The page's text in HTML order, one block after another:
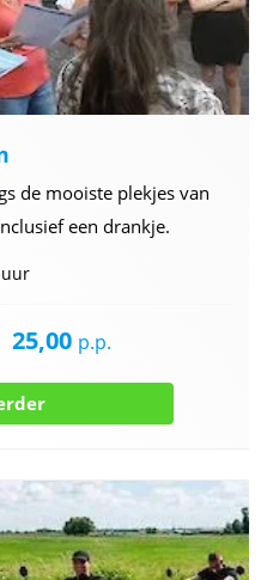
de mooiste plekjes van
een drankje.
25,00 p.p.